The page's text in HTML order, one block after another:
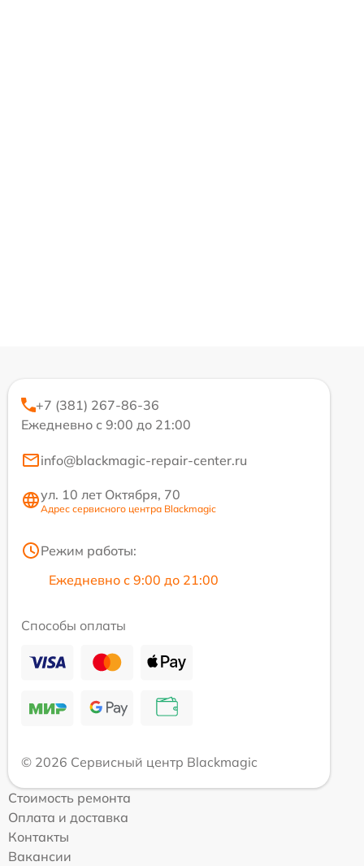
+7 (381) 267-86-36
Ежедневно с 9:00 до 21:00
info@blackmagic-repair-center.ru
ул. 10 лет Октября, 70
Адрес сервисного центра Blackmagic
Режим работы:
Ежедневно с 9:00 до 21:00
Способы оплаты
© 2026 Сервисный центр Blackmagic
Стоимость ремонта
Оплата и доставка
Контакты
Вакансии